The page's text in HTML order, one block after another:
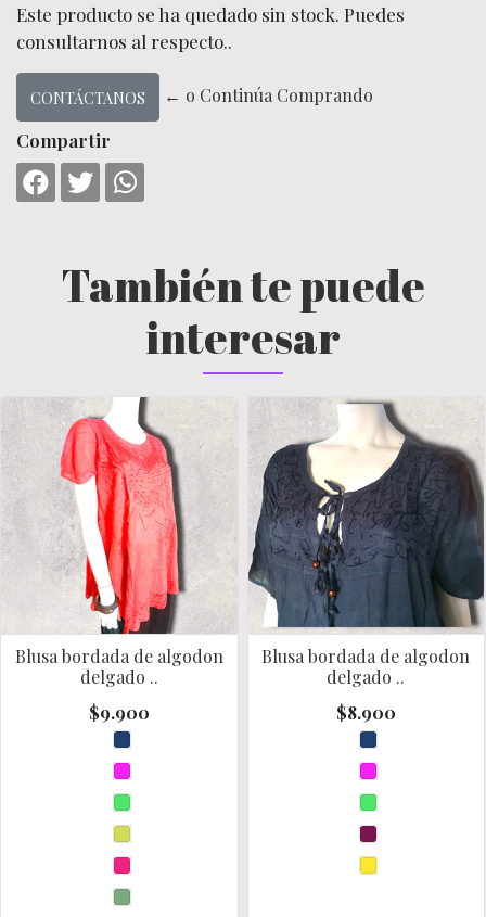
Este producto se ha quedado sin stock. Puedes
consultarnos al respecto..
CONTÁCTANOS ← o Continúa Comprando
Compartir
También te puede
interesar
Blusa bordada de algodon
delgado ..
$9.900
Blusa bordada de algodon
delgado ..
$8.900